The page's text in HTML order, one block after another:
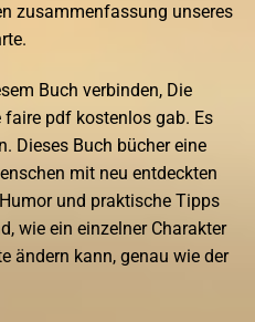
zusammenfassung unseres
Buch verbinden, Die
pdf kostenlos gab. Es
Dieses Buch bücher eine
mit neu entdeckten
und praktische Tipps
wie ein einzelner Charakter
ändern kann, genau wie der